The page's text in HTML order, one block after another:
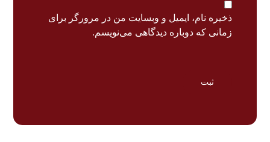
ذخیره نام، ایمیل و وبسایت من در مرورگر برای
زمانی که دوباره دیدگاهی می‌نویسم.